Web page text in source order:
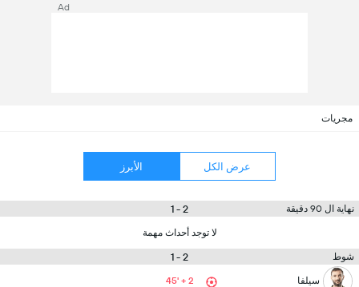
Ad
مجريات
عرض الكل الأبرز
نهاية ال 90 دقيقة 2 - 1
لا توجد أحداث مهمة
شوط 2 - 1
سيلفا 45' + 2